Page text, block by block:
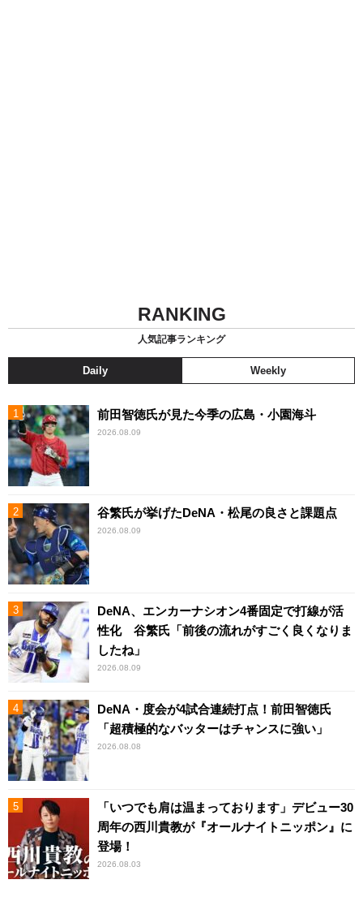
RANKING
人気記事ランキング
Daily Weekly
前田智徳氏が見た今季の広島・小園海斗
2026.08.09
谷繁氏が挙げたDeNA・松尾の良さと課題点
2026.08.09
DeNA、エンカーナシオン4番固定で打線が活
性化 谷繁氏「前後の流れがすごく良くなりま
したね」
2026.08.09
DeNA・度会が4試合連続打点！前田智徳氏
「超積極的なバッターはチャンスに強い」
2026.08.08
「いつでも肩は温まっております」デビュー30
周年の西川貴教が『オールナイトニッポン』に
登場！
2026.08.03